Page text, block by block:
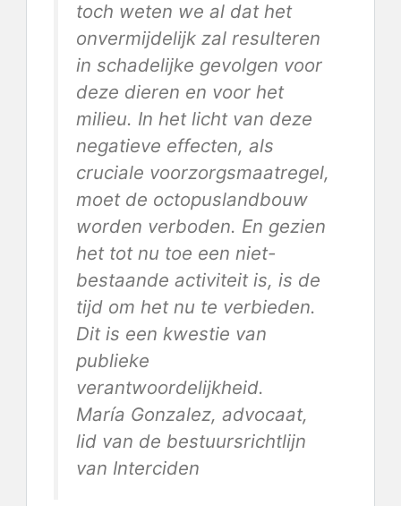
toch weten we al dat het
onvermijdelijk zal resulteren
in schadelijke gevolgen voor
deze dieren en voor het
milieu. In het licht van deze
negatieve effecten, als
cruciale voorzorgsmaatregel,
moet de octopuslandbouw
worden verboden. En gezien
het tot nu toe een niet-
bestaande activiteit is, is de
tijd om het nu te verbieden.
Dit is een kwestie van
publieke
verantwoordelijkheid.
María Gonzalez, advocaat,
lid van de bestuursrichtlijn
van Interciden